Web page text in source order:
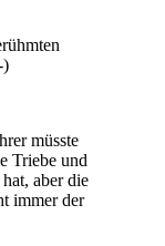
müsste
Triebe und
aber die
immer der